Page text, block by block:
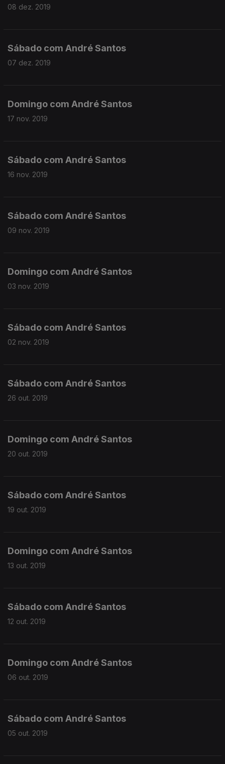
08 dez. 2019
Sábado com André Santos
07 dez. 2019
Domingo com André Santos
17 nov. 2019
Sábado com André Santos
16 nov. 2019
Sábado com André Santos
09 nov. 2019
Domingo com André Santos
03 nov. 2019
Sábado com André Santos
02 nov. 2019
Sábado com André Santos
26 out. 2019
Domingo com André Santos
20 out. 2019
Sábado com André Santos
19 out. 2019
Domingo com André Santos
13 out. 2019
Sábado com André Santos
12 out. 2019
Domingo com André Santos
06 out. 2019
Sábado com André Santos
05 out. 2019